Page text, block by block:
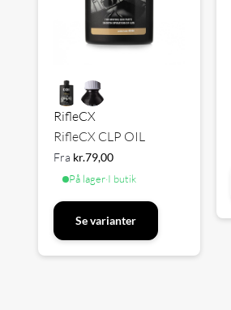
RifleCX
RifleCX CLP OIL
Fra kr.79,00
På lager·I butik
Se varianter